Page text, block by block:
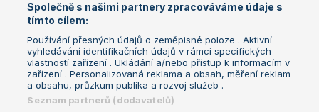
LS Prague Open
Podmínky užití
Nastavení soukromí
GDPR a žurnalistika
Reklama
Kontakt
Informace o zpracování osobních
údajů
Společně s našimi partnery zpracováváme údaje s
tímto cílem:
Používání přesných údajů o zeměpisné poloze . Aktivní
vyhledávání identifikačních údajů v rámci specifických
vlastností zařízení . Ukládání a/nebo přístup k informacím v
zařízení . Personalizovaná reklama a obsah, měření reklam
a obsahu, průzkum publika a rozvoj služeb .
Seznam partnerů (dodavatelů)